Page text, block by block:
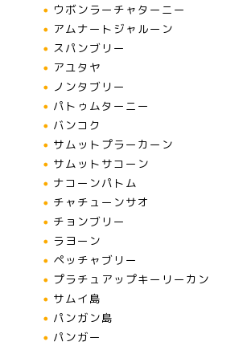
ウボンラーチャターニー
アムナートジャルーン
スパンブリー
アユタヤ
ノンタブリー
パトゥムターニー
バンコク
サムットプラーカーン
サムットサコーン
ナコーンパトム
チャチューンサオ
チョンブリー
ラヨーン
ペッチャブリー
プラチュアップキーリーカン
サムイ島
パンガン島
パンガー